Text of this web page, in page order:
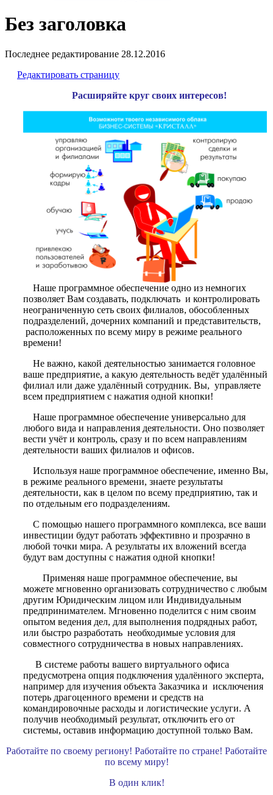
Без заголовка
Последнее редактирование 28.12.2016
Редактировать страницу
Расширяйте круг своих интересов!
Наше программное обеспечение одно из немногих
позволяет Вам создавать, подключать и контролировать
неограниченную сеть своих филиалов, обособленных
подразделений, дочерних компаний и представительств,
расположенных по всему миру в режиме реального
времени!
Не важно, какой деятельностью занимается головное
ваше предприятие, а какую деятельность ведёт удалённый
филиал или даже удалённый сотрудник. Вы, управляете
всем предприятием с нажатия одной кнопки!
Наше программное обеспечение универсально для
любого вида и направления деятельности. Оно позволяет
вести учёт и контроль, сразу и по всем направлениям
деятельности ваших филиалов и офисов.
Используя наше программное обеспечение, именно Вы,
в режиме реального времени, знаете результаты
деятельности, как в целом по всему предприятию, так и
по отдельным его подразделениям.
С помощью нашего программного комплекса, все ваши
инвестиции будут работать эффективно и прозрачно в
любой точки мира. А результаты их вложений всегда
будут вам доступны с нажатия одной кнопки!
Применяя наше программное обеспечение, вы
можете мгновенно организовать сотрудничество с любым
другим Юридическим лицом или Индивидуальным
предпринимателем. Мгновенно поделится с ним своим
опытом ведения дел, для выполнения подрядных работ,
или быстро разработать необходимые условия для
совместного сотрудничества в новых направлениях.
В системе работы вашего виртуального офиса
предусмотрена опция подключения удалённого эксперта,
например для изучения объекта Заказчика и исключения
потерь драгоценного времени и средств на
командировочные расходы и логистические услуги. А
получив необходимый результат, отключить его от
системы, оставив информацию доступной только Вам.
Работайте по своему региону! Работайте по стране! Работайте
по всему миру!
В один клик!